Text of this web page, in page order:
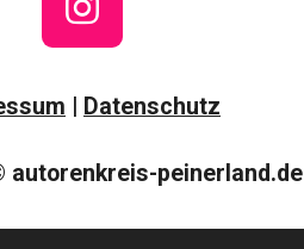
I
N
S
A
Datenschutz
autorenkreis-peinerland.de